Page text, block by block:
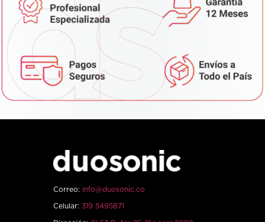
Correo: info@duosonic.co
Celular: 319 5495871